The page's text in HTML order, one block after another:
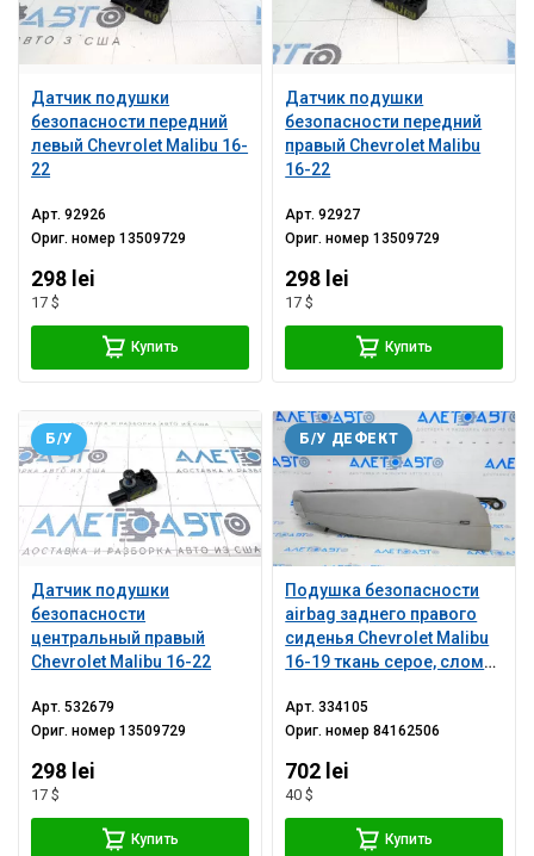
Датчик подушки
безопасности передний
левый Chevrolet Malibu 16-
22
Арт.92926
Ориг. номер13509729
298 lei
17 $
Купить
Датчик подушки
безопасности передний
правый Chevrolet Malibu
16-22
Арт.92927
Ориг. номер13509729
298 lei
17 $
Купить
Датчик подушки
безопасности
центральный правый
Chevrolet Malibu 16-22
Б/У
Арт.532679
Ориг. номер13509729
298 lei
17 $
Купить
Подушка безопасности
airbag заднего правого
сиденья Chevrolet Malibu
16-19 ткань серое, слом
Б/У ДЕФЕКТ
Арт.334105
Ориг. номер84162506
702 lei
40 $
Купить